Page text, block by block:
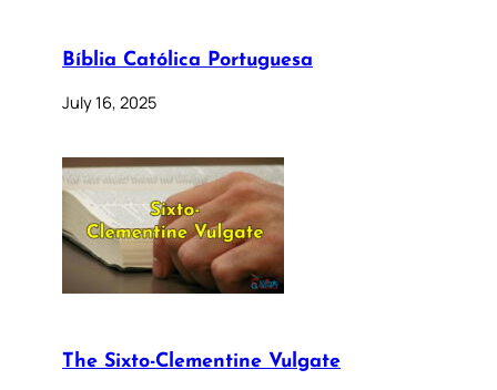
Bíblia Católica Portuguesa
July 16, 2025
The Sixto-Clementine Vulgate